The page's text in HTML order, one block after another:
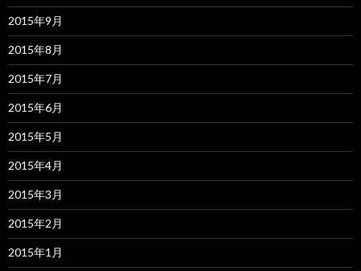
2015年9月
2015年8月
2015年7月
2015年6月
2015年5月
2015年4月
2015年3月
2015年2月
2015年1月